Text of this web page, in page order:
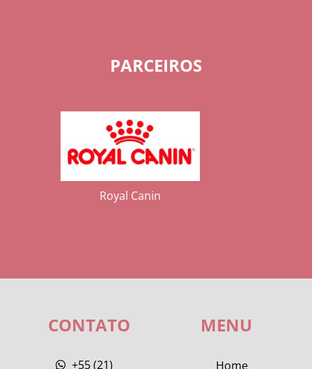
PARCEIROS
Royal Canin
CONTATO
+55 (21)
MENU
Home